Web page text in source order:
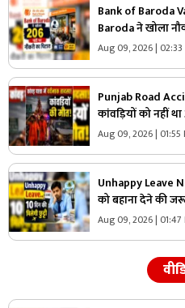
Bank of Baroda
Baroda ने खोला
तेजी से हो रहा खत्म,
Aug 09, 2026 | 02:33
Punjab Road
कांवड़ियों को नहीं
पर बिछ गई
Aug 09, 2026 | 01:55
Unhappy Leave
को बहाना देने की
मिलेगी 10 दिन की
Aug 09, 2026 | 01:47